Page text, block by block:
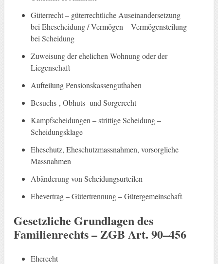
Güterrecht – güterrechtliche Auseinandersetzung
bei Ehescheidung / Vermögen – Vermögensteilung
bei Scheidung
Zuweisung der ehelichen Wohnung oder der
Liegenschaft
Aufteilung Pensionskassenguthaben
Besuchs-, Obhuts- und Sorgerecht
Kampfscheidungen – strittige Scheidung –
Scheidungsklage
Eheschutz, Eheschutzmassnahmen, vorsorgliche
Massnahmen
Abänderung von Scheidungsurteilen
Ehevertrag – Gütertrennung – Gütergemeinschaft
Gesetzliche Grundlagendes
Familienrechts –ZGB Art. 90–456
Eherecht